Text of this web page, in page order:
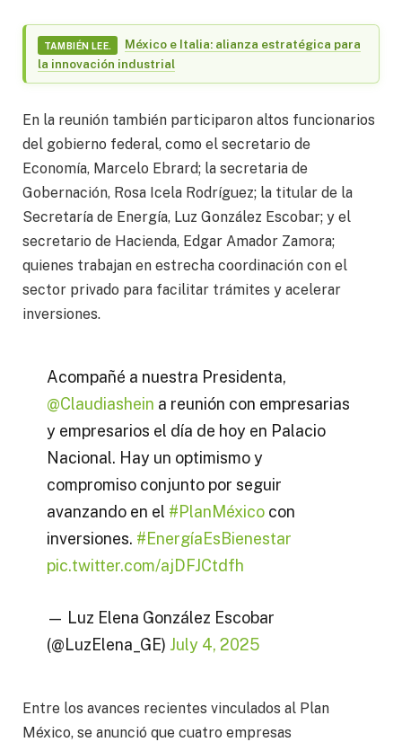
TAMBIÉN LEE.
México e Italia: alianza estratégica para
la innovación industrial
En la reunión también participaron altos funcionarios
del gobierno federal, como el secretario de
Economía, Marcelo Ebrard; la secretaria de
Gobernación, Rosa Icela Rodríguez; la titular de la
Secretaría de Energía, Luz González Escobar; y el
secretario de Hacienda, Edgar Amador Zamora;
quienes trabajan en estrecha coordinación con el
sector privado para facilitar trámites y acelerar
inversiones.
Acompañé a nuestra Presidenta,
@Claudiashein a reunión con empresarias
y empresarios el día de hoy en Palacio
Nacional. Hay un optimismo y
compromiso conjunto por seguir
avanzando en el #PlanMéxicocon
inversiones. #EnergíaEsBienestar
pic.twitter.com/ajDFJCtdfh
— Luz Elena González Escobar
(@LuzElena_GE) July 4, 2025
Entre los avances recientes vinculados al Plan
México, se anunció que cuatro empresas